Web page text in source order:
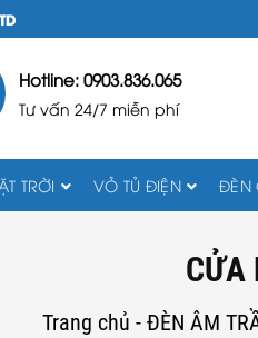
Hotline: 0903.836.065
Tư vấn 24/7 miễn phí
TRỜI VỎ TỦ ĐIỆN ĐÈN
CỬA
Trang chủ - ĐÈN ÂM